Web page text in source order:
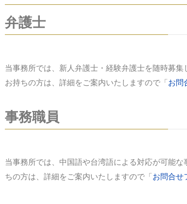
弁護士
当事務所では、新人弁護士・経験弁護士を随時募
お持ちの方は、詳細をご案内いたしますので「 お問
事務職員
当事務所では、中国語や台湾語による対応が可能
ちの方は、詳細をご案内いたしますので「 お問合せ